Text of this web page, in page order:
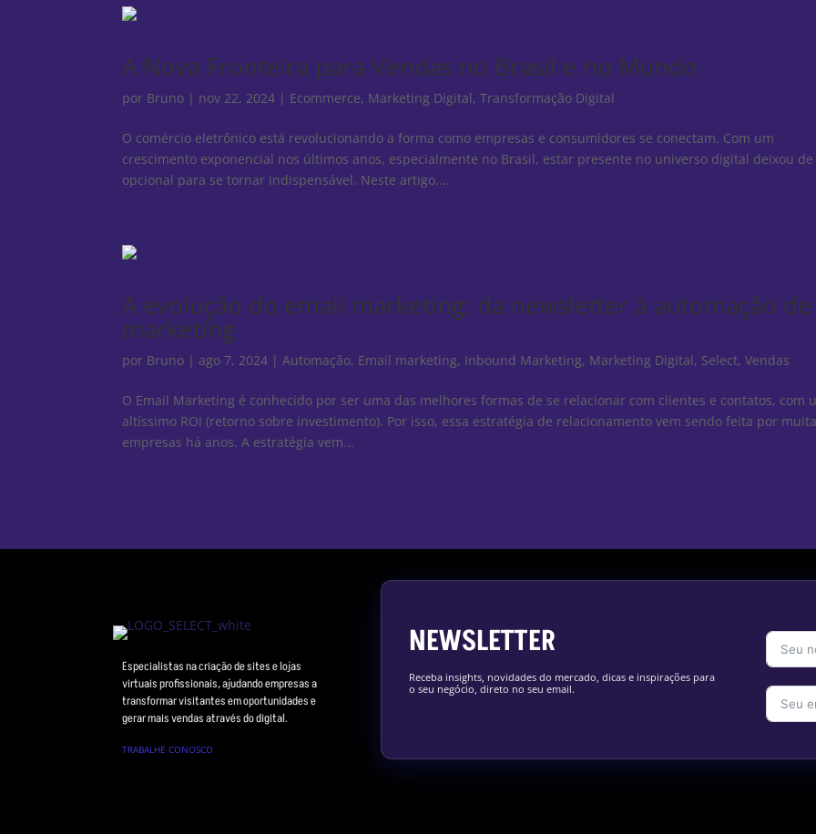
A Nova Fronteira para Vendas no Brasil e no Mundo
por Bruno | nov 22, 2024 | Ecommerce, Marketing Digital,Transformação Digital
O comércio eletrônico está revolucionando a forma como empresas e consumidores se conectam. Com um
crescimento exponencial nos últimos anos, especialmente no Brasil, estar presente no universo digital deixou
opcional para se tornar indispensável. Neste artigo,...
A evolução do email marketing: da newsletter à automação de
marketing
por Bruno | ago 7, 2024 |Automação, Email marketing, Inbound Marketing, Marketing Digital, Select,Vendas
O Email Marketing é conhecido por ser uma das melhores formas de se relacionar com clientes e contatos, com
altíssimo ROI (retorno sobre investimento). Por isso, essa estratégia de relacionamento vem sendo feita por
empresas há anos. A estratégia vem...
Especialistas na criação de sites e lojas
virtuais profissionais, ajudando empresas a
transformar visitantes em oportunidades e
gerar mais vendas através do digital.
TRABALHE CONOSCO
NEWSLETTER
Receba insights, novidades do mercado, dicas e inspirações para
o seu negócio, direto no seu email.